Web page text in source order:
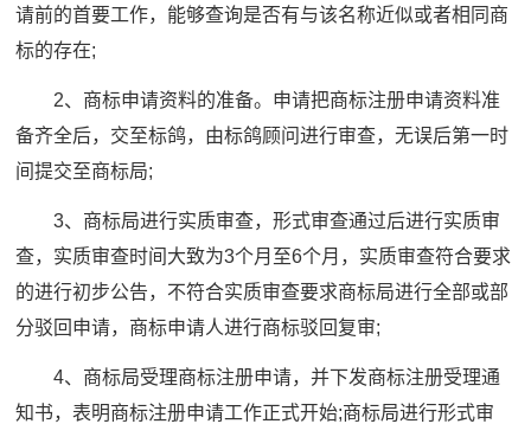
请前的首要工作，能够查询是否有与该名称近似或者相同商
标的存在;
2、商标申请资料的准备。申请把商标注册申请资料准
备齐全后，交至标鸽，由标鸽顾问进行审查，无误后第一时
间提交至商标局;
3、商标局进行实质审查，形式审查通过后进行实质审
查，实质审查时间大致为3个月至6个月，实质审查符合要求
的进行初步公告，不符合实质审查要求商标局进行全部或部
分驳回申请，商标申请人进行商标驳回复审;
4、商标局受理商标注册申请，并下发商标注册受理通
知书，表明商标注册申请工作正式开始;商标局进行形式审